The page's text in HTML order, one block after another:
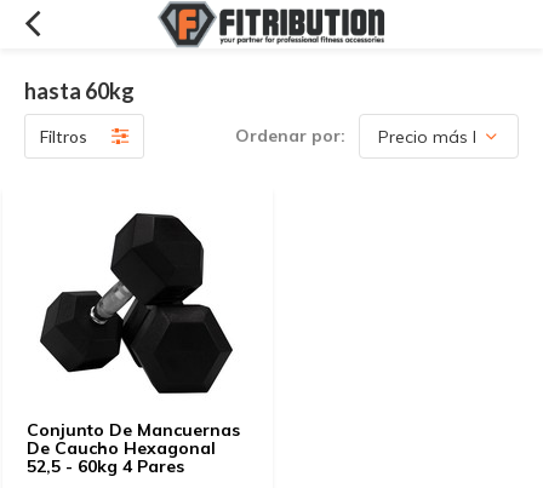
hasta 60kg
Filtros Ordenar por:
Conjunto De Mancuernas
De Caucho Hexagonal
52,5 - 60kg 4 Pares